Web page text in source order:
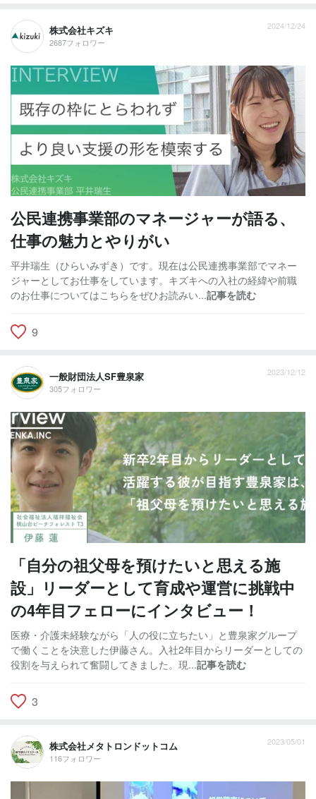
株式会社キズキ
2687フォロワー
2024/12/24
公民連携事業部のマネージャーが語る、
仕事の魅力とやりがい
平井瑞生（ひらいみずき）です。現在は公民連携事業部でマネー
ジャーとしてお仕事をしています。キズキへの入社の経緯や前職
のお仕事についてはこちらをぜひお読みい...記事を読む
9
一般財団法人SF豊泉家
305フォロワー
2023/12/12
「自分の祖父母を預けたいと思える施
設」リーダーとして育成や運営に挑戦中
の4年目フェローにインタビュー！
医療・介護未経験ながら「人の役に立ちたい」と豊泉家グループ
で働くことを決意した伊藤さん。入社2年目からリーダーとしての
役割を与えられて奮闘してきました。現...記事を読む
3
株式会社メタトロンドットコム
116フォロワー
2023/05/01